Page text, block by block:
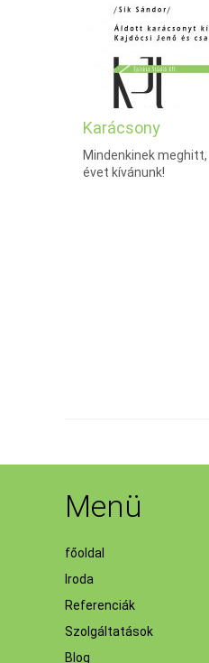
Karácsony
Mindenkinek
évet kívánunk!
Menü
főoldal
Iroda
Referenciák
Szolgáltatások
Blog